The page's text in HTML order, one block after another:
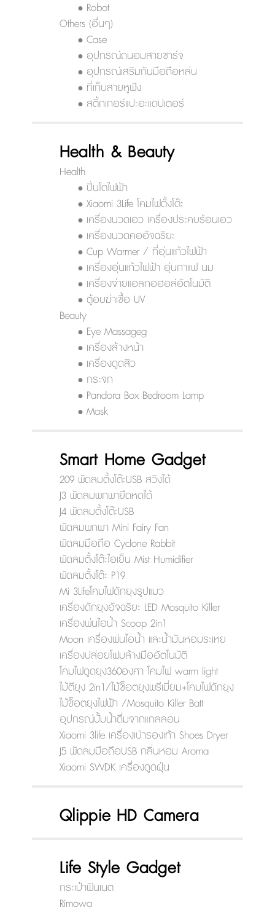
• Robot
Others (อื่นๆ)
• Case
• อุปกรณ์ถนอมสายชาร์จ
• อุปกรณ์เสริมกันมือถือหล่น
• ที่เก็บสายหูฟัง
• สติ้กเกอร์แปะอะแดปเตอร์
Health & Beauty
Health
• ปิ่นโตไฟฟ้า
• Xiaomi 3Life โคมไฟตั้งโต๊ะ
• เครื่องนวดเอว เครื่องประคบร้อนเอว
• เครื่องนวดคออัจฉริยะ
• Cup Warmer / ที่อุ่นแก้วไฟฟ้า
• เครื่องอุ่นแก้วไฟฟ้า อุ่นกาแฟ นม
• เครื่องจ่ายแอลกอฮอล์อัตโนมัติ
• ตู้อบฆ่าเชื้อ UV
Beauty
• Eye Massageg
• เครื่องล้างหน้า
• เครื่องดูดสิว
• กระจก
• Pandora Box Bedroom Lamp
• Mask
Smart Home Gadget
209 พัดลมตั้งโต๊ะUSB สวิงได้
J3 พัดลมพกพายืดหดได้
J4 พัดลมตั้งโต๊ะUSB
พัดลมพกพา Mini Fairy Fan
พัดลมมือถือ Cyclone Rabbit
พัดลมตั้งโต๊ะไอเย็น Mist Humidifier
พัดลมตั้งโต๊ะ P19
Mi 3Lifeโคมไฟดักยุงรูปแมว
เครื่องดักยุงอัจฉริยะ LED Mosquito Killer
เครื่องพ่นไอน้ำ Scoop 2in1
Moon เครื่องพ่นไอน้ำ และน้ำมันหอมระเหย
เครื่องปล่อยโฟมล้างมืออัตโนมัติ
โคมไฟดูดยุง360องศา โคมไฟ warm light
ไม้ตียุง 2in1/ไม้ช็อตยุงพรีเมี่ยม+โคมไฟดักยุง
ไม้ช็อตยุงไฟฟ้า /Mosquito Killer Batt
อุปกรณ์ปั้มน้ำดื่มจากแกลลอน
Xiaomi 3life เครื่องเป่ารองเท้า Shoes Dryer
J5 พัดลมมือถือUSB กลิ่นหอม Aroma
Xiaomi SWDK เครื่องดูดฝุ่น
Qlippie HD Camera
Life Style Gadget
กระเป๋าฟินเนต
Rimowa